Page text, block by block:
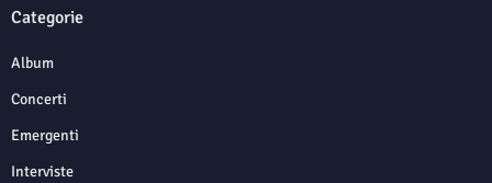
Categorie
Album
Concerti
Emergenti
Interviste